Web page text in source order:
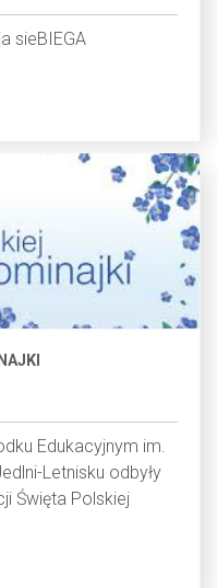
sieBIEGA
Edukacyjnym im.
Letnisku odbyły
Święta Polskiej